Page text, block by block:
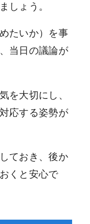
しょう。
たいか）を事
当日の議論が
を大切にし、
応する姿勢が
ておき、後か
くと安心で